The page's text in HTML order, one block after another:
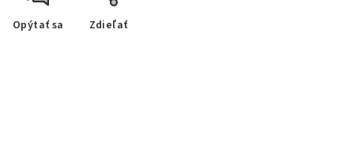
Opýtať sa Zdieľať